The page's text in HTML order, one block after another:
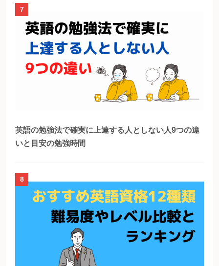
7
英語の勉強法で確実に上達する人としない人9つの違
いと目安の勉強時間
8